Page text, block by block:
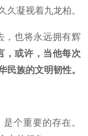
久凝视着九龙柏。
，也将永远拥有辉
，或许，当他每次
民族的文明韧性。
个重要的存在。